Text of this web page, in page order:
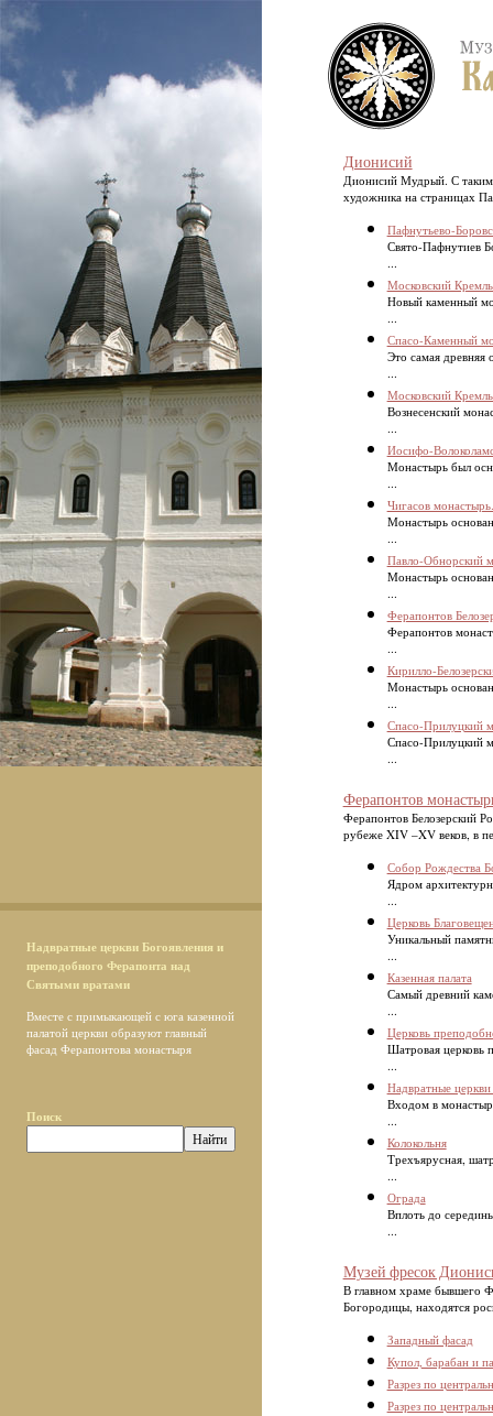
Надвратные церкви Богоявления и
преподобного Ферапонта над
Святыми вратами
Вместе с примыкающей с юга казенной
палатой церкви образуют главный
фасад Ферапонтова монастыря
Поиск
Дионисий
Дионисий Мудрый. С таким
художника на страницах
Пафнутьево-
Свято-Пафнутиев
...
Московский
Новый каменный
...
Спасо-Каменный
Это самая древняя
...
Московский
Вознесенский
...
Иосифо-
Монастырь был
...
Чигасов
Монастырь
...
Павло-Обнорский
Монастырь
...
Ферапонтов
Ферапонтов
...
Кирилло-
Монастырь
...
Спасо-Прилуцкий
Спасо-Прилуцкий
...
Ферапонтов
Ферапонтов Белозерский
рубеже XIV –XV веков, в
Собор Рождества
Ядром
...
Церковь
Уникальный
...
Казенная палата
Самый древний
...
Церковь
Шатровая церковь
...
Надвратные
Входом в
...
Колокольня
Трехъярусная,
...
Ограда
Вплоть до
...
Музей фресок
В главном храме бывшего
Богородицы, находятся
Западный фасад
Купол, барабан и
Разрез по
Разрез по